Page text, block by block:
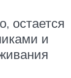
остается
и